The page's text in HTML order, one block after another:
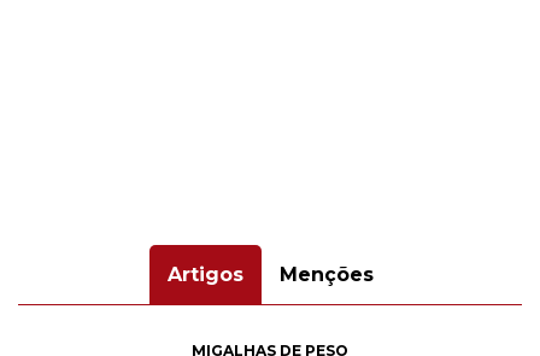
Artigos Menções
MIGALHAS DE PESO